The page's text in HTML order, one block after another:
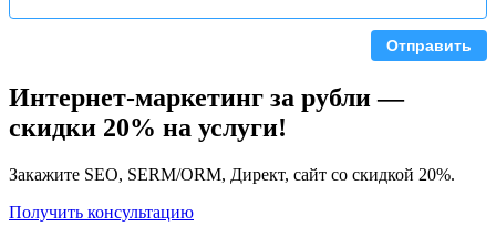
Отправить
Интернет-маркетинг за рубли —
скидки 20% на услуги!
Закажите SEO, SERM/ORM, Директ, сайт со скидкой 20%.
Получить консультацию